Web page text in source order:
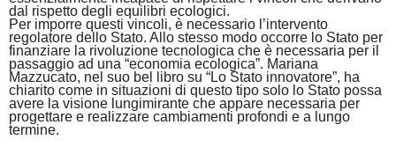
dal rispetto degli equilibri ecologici.
Per imporre questi vincoli, è necessario l’intervento
regolatore dello Stato. Allo stesso modo occorre lo Stato per
finanziare la rivoluzione tecnologica che è necessaria per il
passaggio ad una “economia ecologica”. Mariana
Mazzucato, nel suo bel libro su “Lo Stato innovatore”, ha
chiarito come in situazioni di questo tipo solo lo Stato possa
avere la visione lungimirante che appare necessaria per
progettare e realizzare cambiamenti profondi e a lungo
termine.